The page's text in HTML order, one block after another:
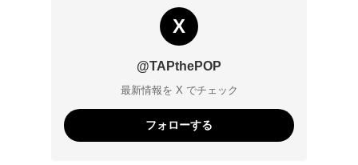
X
@TAPthePOP
最新情報を X でチェック
フォローする